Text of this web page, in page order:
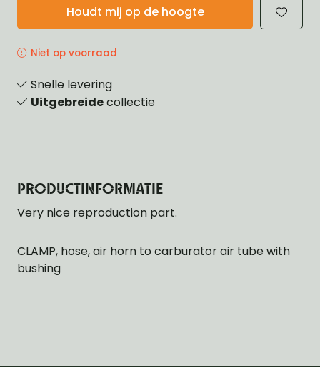
Houdt mij op de hoogte
Niet op voorraad
Snelle levering
Uitgebreidecollectie
PRODUCTINFORMATIE
Very nice reproduction part.
CLAMP, hose, air horn to carburator air tube with
bushing